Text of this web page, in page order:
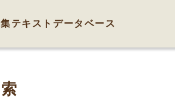
テキストデータベース